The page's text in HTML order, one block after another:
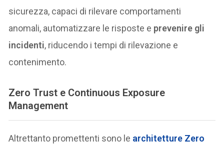
sicurezza, capaci di rilevare comportamenti
anomali, automatizzare le risposte e prevenire gli
incidenti, riducendo i tempi di rilevazione e
contenimento.
Zero Trust e Continuous Exposure
Management
Altrettanto promettenti sono le architetture Zero